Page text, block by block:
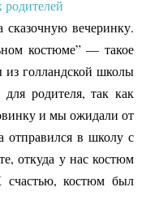
вечеринку.
костюме” — такое
голландской школы
родителя, так как
и мы ожидали от
отправился в школу с
откуда у нас костюм
счастью, костюм был